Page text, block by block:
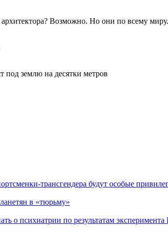
архитектора? Возможно. Но они по всему миру.
под землю на десятки метров
трансгендера будут особые
в «тюрьму»
о психиатрии по результатам эксперимента